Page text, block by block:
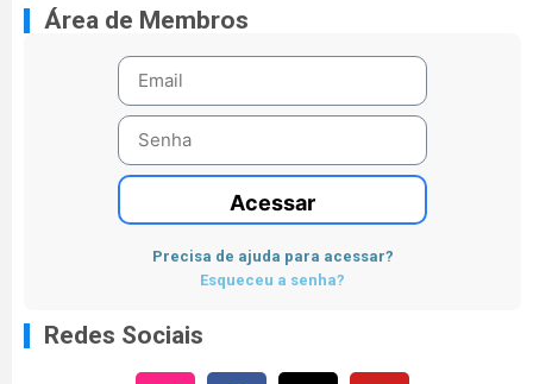
Área de Membros
Acessar
Precisa de ajuda para acessar?
Esqueceu a senha?
Redes Sociais